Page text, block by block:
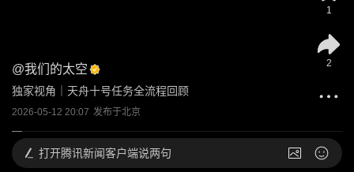
@我们的太空
独家视角｜天舟十号任务全流程回顾
2026-05-12 20:07 发布于北京
1
2
打开腾讯新闻客户端说两句